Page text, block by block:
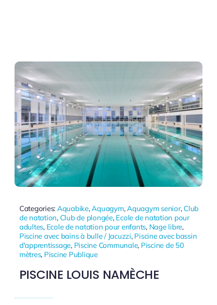
Categories: Aquabike,Aquagym,Aquagym senior, Club
de natation, Club de plongée, Ecole de natation pour
adultes, Ecole de natation pour enfants, Nage libre,
Piscine avec bains à bulle / Jacuzzi, Piscine avec bassin
d'apprentissage, Piscine Communale, Piscine de 50
mètres, Piscine Publique
PISCINE LOUIS NAMÈCHE